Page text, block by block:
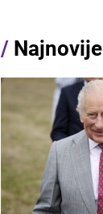
/ Najnovije